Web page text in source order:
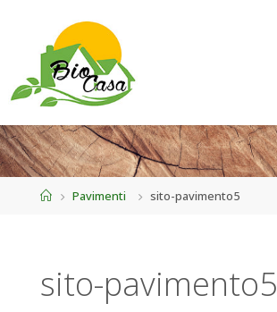
HomePavimenti sito-pavimento5
sito-pavimento5